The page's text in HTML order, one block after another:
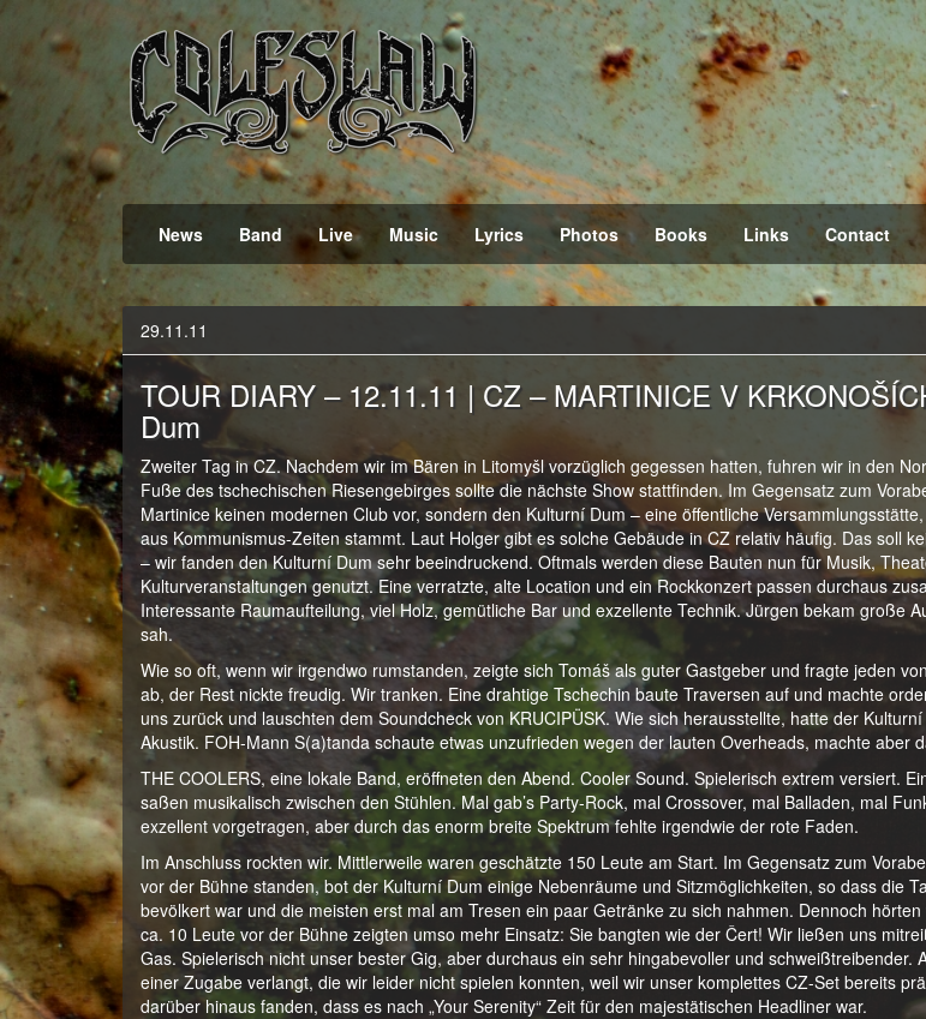
Coleslaw
Official Webpage
News Band Live Music Lyrics Photos Books Links Contact
29.11.11
TOUR DIARY – 12.11.11 | CZ – MARTINICE V
Dum
Zweiter Tag in CZ. Nachdem wir im Bären in Litomyšl vorzüglich gegessen hatten, fuhren wir in den
Fuße des tschechischen Riesengebirges sollte die nächste Show stattfinden. Im Gegensatz zum
Martinice keinen modernen Club vor, sondern den Kulturní Dum – eine öffentliche
aus Kommunismus-Zeiten stammt. Laut Holger gibt es solche Gebäude in CZ relativ häufig. Das soll
– wir fanden den Kulturní Dum sehr beeindruckend. Oftmals werden diese Bauten nun für Musik,
Kulturveranstaltungen genutzt. Eine verratzte, alte Location und ein Rockkonzert passen durchaus
Interessante Raumaufteilung, viel Holz, gemütliche Bar und exzellente Technik. Jürgen bekam große
sah.
Wie so oft, wenn wir irgendwo rumstanden, zeigte sich Tomáš als guter Gastgeber und fragte jeden
ab, der Rest nickte freudig. Wir tranken. Eine drahtige Tschechin baute Traversen auf und machte
uns zurück und lauschten dem Soundcheck von KRUCIPÜSK. Wie sich herausstellte, hatte der
Akustik. FOH-Mann S(a)tanda schaute etwas unzufrieden wegen der lauten Overheads, machte aber
THE COOLERS, eine lokale Band, eröffneten den Abend. Cooler Sound. Spielerisch extrem versiert.
saßen musikalisch zwischen den Stühlen. Mal gab’s Party-Rock, mal Crossover, mal Balladen, mal
exzellent vorgetragen, aber durch das enorm breite Spektrum fehlte irgendwie der rote Faden.
Im Anschluss rockten wir. Mittlerweile waren geschätzte 150 Leute am Start. Im Gegensatz zum
vor der Bühne standen, bot der Kulturní Dum einige Nebenräume und Sitzmöglichkeiten, so dass die
bevölkert war und die meisten erst mal am Tresen ein paar Getränke zu sich nahmen. Dennoch
ca. 10 Leute vor der Bühne zeigten umso mehr Einsatz: Sie bangten wie der Čert! Wir ließen uns
Gas. Spielerisch nicht unser bester Gig, aber durchaus ein sehr hingabevoller und schweißtreibender.
einer Zugabe verlangt, die wir leider nicht spielen konnten, weil wir unser komplettes CZ-Set bereits
darüber hinaus fanden, dass es nach „Your Serenity“ Zeit für den majestätischen Headliner war.